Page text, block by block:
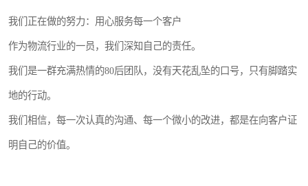
我们正在做的努力：用心服务每一个客户
作为物流行业的一员，我们深知自己的责任。
我们是一群充满热情的80后团队，没有天花乱坠的口号，只有脚踏实
地的行动。
我们相信，每一次认真的沟通、每一个微小的改进，都是在向客户证
明自己的价值。